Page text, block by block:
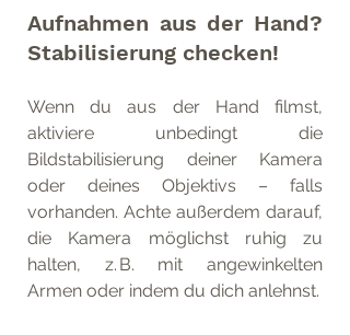
Aufnahmen aus der Hand?
Stabilisierung checken!
Wenn du aus der Hand filmst,
aktiviere unbedingt die
Bildstabilisierung deiner Kamera
oder deines Objektivs – falls
vorhanden. Achte außerdem darauf,
die Kamera möglichst ruhig zu
halten, z. B. mit angewinkelten
Armen oder indem du dich anlehnst.